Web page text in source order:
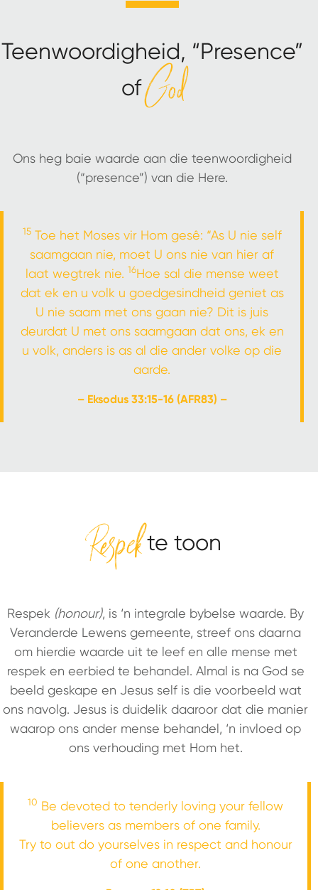
Teenwoordigheid, “Presence”
ofGod
Ons heg baie waarde aan die teenwoordigheid
(“presence”) van die Here.
15Toe het Moses vir Hom gesê: “As U nie self
saamgaan nie, moet U ons nie van hier af
laat wegtrek nie. 16Hoe sal die mense weet
dat ek en u volk u goedgesindheid geniet as
U nie saam met ons gaan nie? Dit is juis
deurdat U met ons saamgaan dat ons, ek en
u volk, anders is as al die ander volke op die
aarde.
– Eksodus 33:15-16 (AFR83) –
Respekte toon
Respek (honour), is ‘n integrale bybelse waarde. By
Veranderde Lewens gemeente, streef ons daarna
om hierdie waarde uit te leef en alle mense met
respek en eerbied te behandel. Almal is na God se
beeld geskape en Jesus self is die voorbeeld wat
ons navolg. Jesus is duidelik daaroor dat die manier
waarop ons ander mense behandel, ‘n invloed op
ons verhouding met Hom het.
10 Be devoted to tenderly loving your fellow
believers as members of one family.
Try to out do yourselves in respect and honour
of one another.